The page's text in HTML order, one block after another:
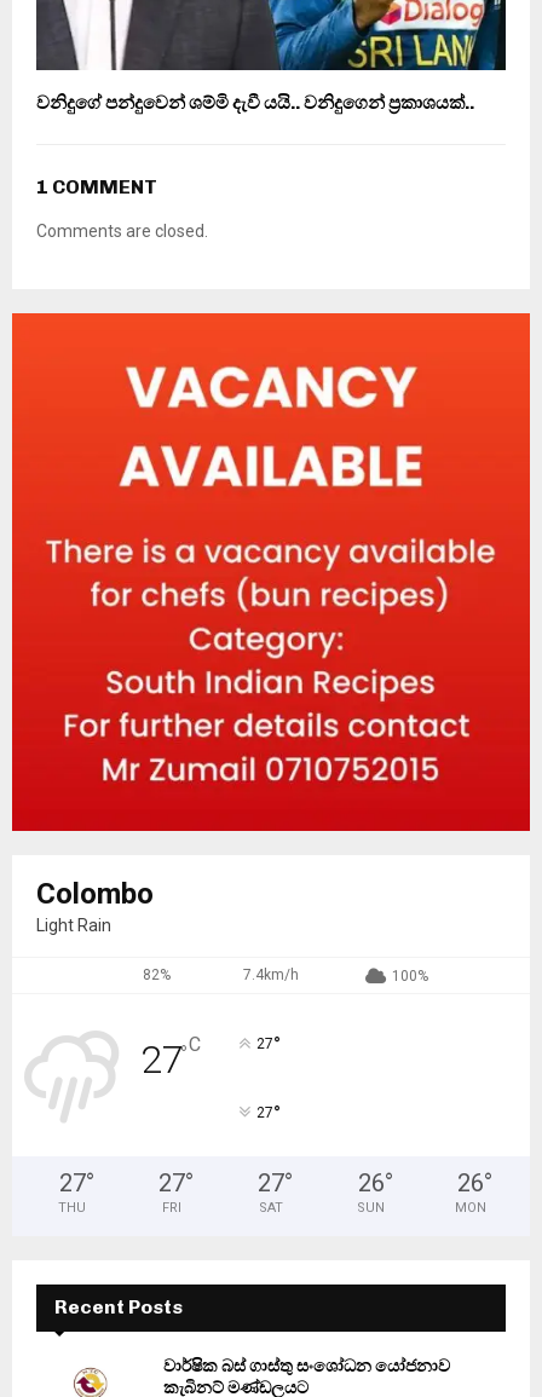
වනිදුගේ පන්දුවෙන් ශම්මි දැවී යයි.. වනිදුගෙන් ප‍්‍රකාශයක්..
1 COMMENT
Comments are closed.
Colombo
Light Rain
82% 7.4km/h 100%
27°C 27°
27°
27°
THU
27°
FRI
27°
SAT
26°
SUN
26°
MON
Recent Posts
වාර්ෂික බස් ගාස්තු සංශෝධන යෝජනාව
කැබිනට් මණ්ඩලයට